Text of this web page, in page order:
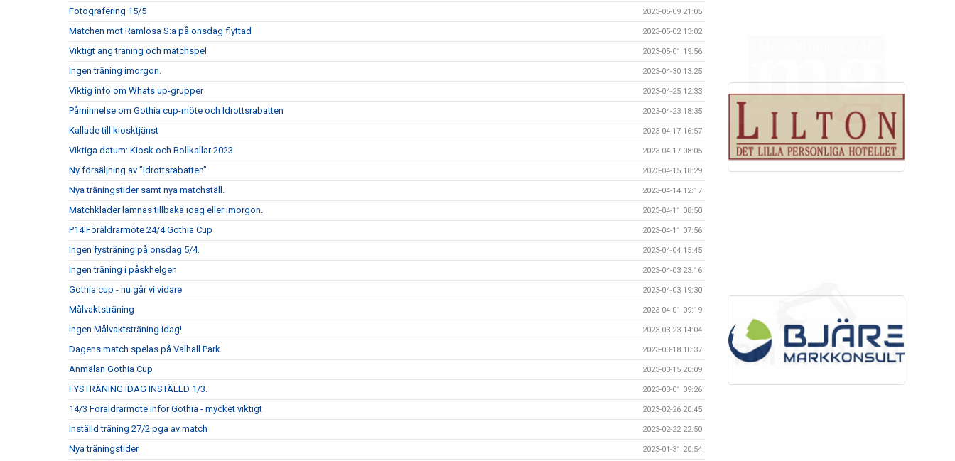
Fotografering 15/5 2023-05-09 21:05
Matchen mot Ramlösa S:a på onsdag flyttad 2023-05-02 13:02
Viktigt ang träning och matchspel 2023-05-01 19:56
Ingen träning imorgon. 2023-04-30 13:25
Viktig info om Whats up-grupper 2023-04-25 12:33
Påminnelse om Gothia cup-möte och Idrottsrabatten 2023-04-23 18:35
Kallade till kiosktjänst 2023-04-17 16:57
Viktiga datum: Kiosk och Bollkallar 2023 2023-04-17 08:05
Ny försäljning av ”Idrottsrabatten” 2023-04-15 18:29
Nya träningstider samt nya matchställ. 2023-04-14 12:17
Matchkläder lämnas tillbaka idag eller imorgon. 2023-04-11 08:50
P14 Föräldrarmöte 24/4 Gothia Cup 2023-04-11 07:56
Ingen fysträning på onsdag 5/4. 2023-04-04 15:45
Ingen träning i påskhelgen 2023-04-03 23:16
Gothia cup - nu går vi vidare 2023-04-03 19:30
Målvaktsträning 2023-04-01 09:19
Ingen Målvaktsträning idag! 2023-03-23 14:04
Dagens match spelas på Valhall Park 2023-03-18 10:37
Anmälan Gothia Cup 2023-03-15 20:09
FYSTRÄNING IDAG INSTÄLLD 1/3. 2023-03-01 09:26
14/3 Föräldrarmöte inför Gothia - mycket viktigt 2023-02-26 20:45
Inställd träning 27/2 pga av match 2023-02-22 22:50
Nya träningstider 2023-01-31 20:54